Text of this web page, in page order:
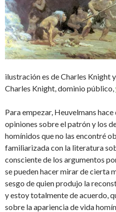
ilustración es de Charles Knight
Charles Knight, dominio público,
Para empezar, Heuvelmans
opiniones sobre el patrón y los
homínidos que no las encontré
familiarizada con la literatura
consciente de los argumentos
se pueden hacer mirar de cierta
sesgo de quien produjo la
y estoy totalmente de acuerdo,
sobre la apariencia de vida